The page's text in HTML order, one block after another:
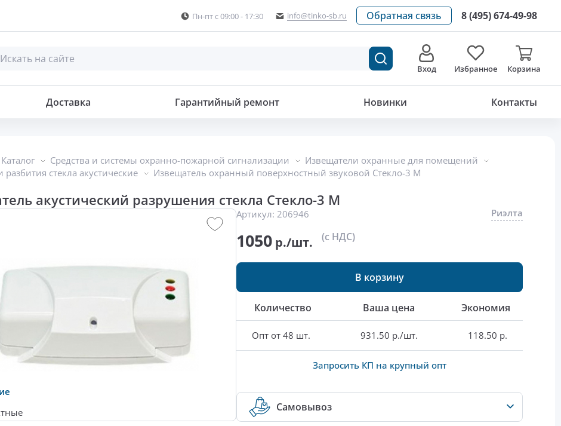
Пн-пт с 09:00 - 17:30 info@tinko-sb.ru Обратная связь 8 (495) 674-49-98
Вход Избранное Корзина
Доставка Гарантийный ремонт Новинки Контакты
Каталог Средства и системы охранно-пожарной сигнализации
Извещатели охранные для помещений
стекла акустические
Извещатель охранный поверхностный звуковой Стекло-3 М
акустический разрушения стекла Стекло-3 М
Артикул: 206946 Риэлта
1050 р./шт. (с НДС)
В корзину
Количество Ваша цена Экономия
Опт от 48 шт. 931.50 р./шт. 118.50 р.
Запросить КП на крупный опт
Самовывоз
1 050р./шт.